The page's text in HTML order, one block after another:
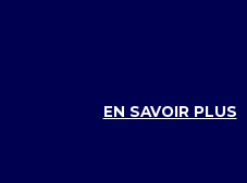
EN SAVOIR PLUS